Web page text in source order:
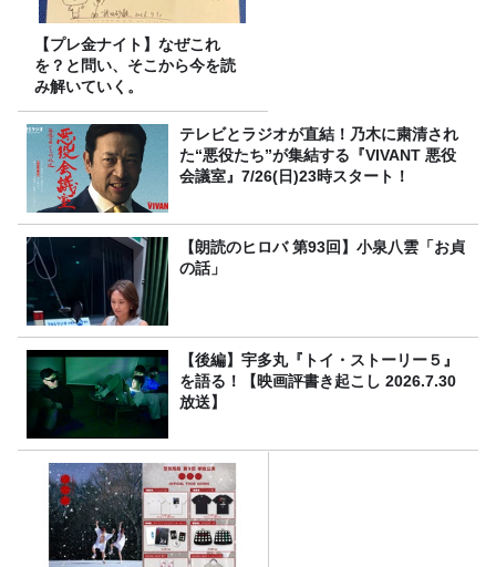
【プレ金ナイト】なぜこれ
を？と問い、そこから今を読
み解いていく。
テレビとラジオが直結！乃木に粛清され
た“悪役たち”が集結する『VIVANT 悪役
会議室』7/26(日)23時スタート！
【朗読のヒロバ 第93回】小泉八雲「お貞
の話」
【後編】宇多丸『トイ・ストーリー５』
を語る！【映画評書き起こし 2026.7.30
放送】